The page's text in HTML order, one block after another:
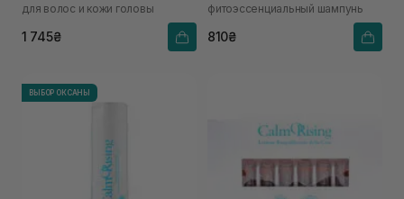
для волос и кожи головы
1 745₴
фитоэссенциальный шампунь
810₴
ВЫБОР ОКСАНЫ